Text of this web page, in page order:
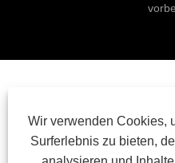
Wir verwenden Cookies,
Surferlebnis zu bieten,